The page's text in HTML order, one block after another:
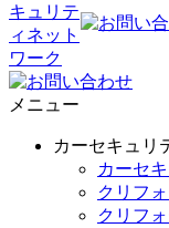
メニュー
カーセキュリ
カーセ
クリフ
クリフ